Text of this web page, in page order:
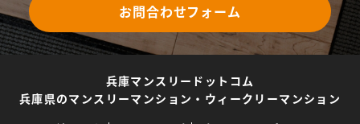
お問合わせフォーム
兵庫マンスリードットコム
兵庫県のマンスリーマンション・ウィークリーマンション